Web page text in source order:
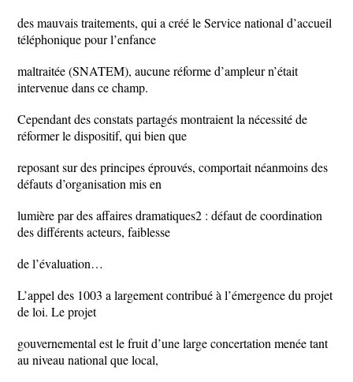
des mauvais traitements, qui a créé le Service national d’accueil
téléphonique pour l’enfance
maltraitée (SNATEM), aucune réforme d’ampleur n’était
intervenue dans ce champ.
Cependant des constats partagés montraient la nécessité de
réformer le dispositif, qui bien que
reposant sur des principes éprouvés, comportait néanmoins des
défauts d’organisation mis en
lumière par des affaires dramatiques2 : défaut de coordination
des différents acteurs, faiblesse
de l’évaluation…
L’appel des 1003 a largement contribué à l’émergence du projet
de loi. Le projet
gouvernemental est le fruit d’une large concertation menée tant
au niveau national que local,